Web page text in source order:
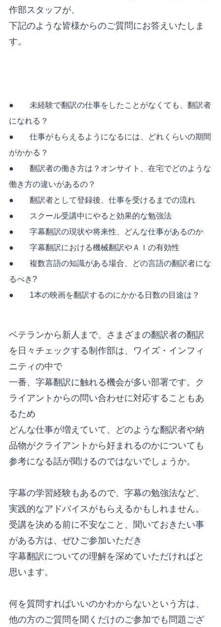
作部スタッフが、
下記のような皆様からのご質問にお答えいたしま
す。
● 未経験で翻訳の仕事をしたことがなくても、翻訳者
になれる？
● 仕事がもらえるようになるには、どれくらいの期間
がかかる？
● 翻訳者の働き方は？オンサイト、在宅でどのような
働き方の違いがあるの？
● 翻訳者として登録後、仕事を受けるまでの流れ
● スクール受講中にやると効果的な勉強法
● 字幕翻訳の現状や将来性、どんな仕事があるのか
● 字幕翻訳における機械翻訳やＡＩの有効性
● 複数言語の知識がある場合、どの言語の翻訳者にな
るべき?
● 1本の映画を翻訳するのにかかる日数の目途は？
ベテランから新人まで、さまざまの翻訳者の翻訳
を日々チェックする制作部は、ワイズ・インフィ
ニティの中で
一番、字幕翻訳に触れる機会が多い部署です。ク
ライアントからの問い合わせに対応することもあ
るため
どんな仕事が増えていて、どのような翻訳者や納
品物がクライアントから好まれるのかについても
参考になる話が聞けるのではないでしょうか。
字幕の学習経験もあるので、字幕の勉強法など、
実践的なアドバイスがもらえるかもしれません。
受講を決める前に不安なこと、聞いておきたい事
がある方は、ぜひご参加いただき
字幕翻訳についての理解を深めていただければと
思います。
何を質問すればいいのかわからないという方は、
他の方のご質問を聞くだけのご参加でも問題ござ